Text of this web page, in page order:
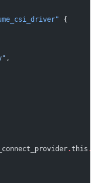
{
,
.this .